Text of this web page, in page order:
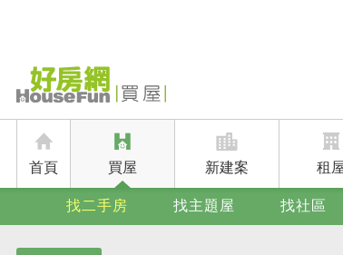
首頁 買屋 新建案 租
找二手房 找主題屋 找社區